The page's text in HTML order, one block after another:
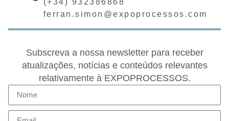
ferran.simon@expoprocessos.com
Subscreva a nossa newsletter para receber
atualizações, notícias e conteúdos relevantes
relativamente à EXPOPROCESSOS.